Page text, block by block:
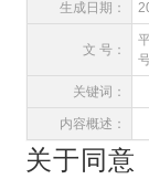
生成日期：
文 号：
关键词：
内容概述：
关于同意